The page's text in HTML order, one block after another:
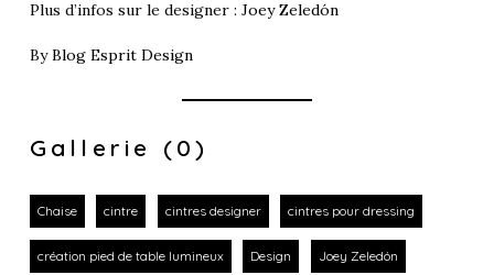
Plus d’infos sur le designer : Joey Zeledón
ByBlog Esprit Design
Gallerie (0)
Chaise cintre cintres designer cintres pour dressing
création pied de table lumineux Design Joey Zeledón